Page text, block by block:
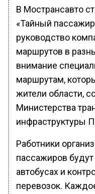
В Мострансавто
«Тайный
руководство
маршрутов в
внимание
маршрутам,
жители области,
Министерства
инфраструктуры
Работники
пассажиров
автобусах и
перевозок.